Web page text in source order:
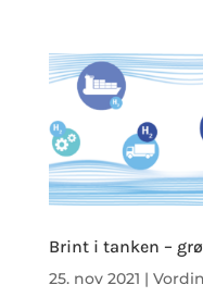
Brint i tanken –
25. nov 2021 |